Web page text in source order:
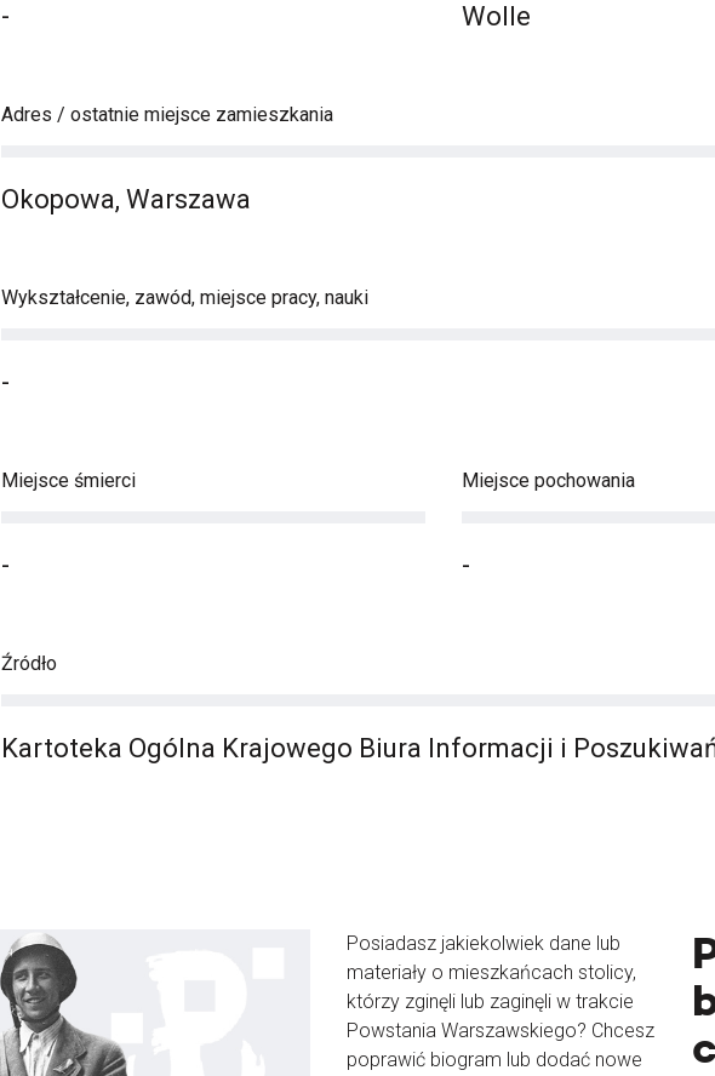
- Wolle
Adres / ostatnie miejsce zamieszkania
Okopowa, Warszawa
Wykształcenie, zawód, miejsce pracy, nauki
-
Miejsce śmierci
-
Miejsce pochowania
-
Źródło
Kartoteka Ogólna Krajowego Biura Informacji i
Posiadasz jakiekolwiek dane lub
materiały o mieszkańcach stolicy,
którzy zginęli lub zaginęli w trakcie
Powstania Warszawskiego? Chcesz
poprawić biogram lub dodać nowe